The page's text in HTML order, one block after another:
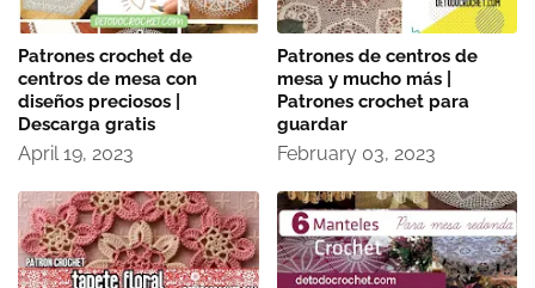
Patrones crochet de
centros de mesa con
diseños preciosos |
Descarga gratis
April 19, 2023
Patrones de centros de
mesa y mucho más |
Patrones crochet para
guardar
February 03, 2023